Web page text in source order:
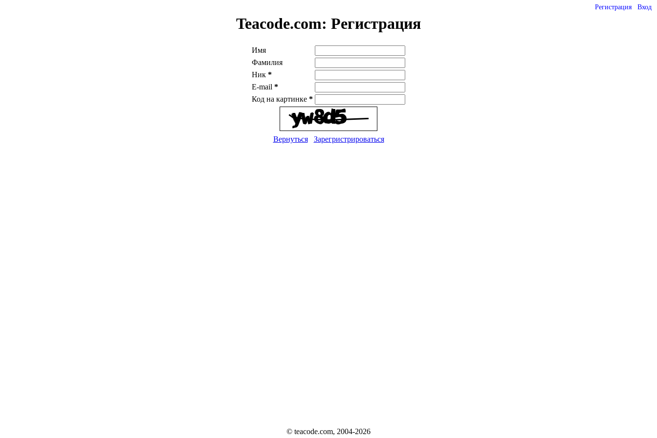
Регистрация Вход
Teacode.com: Регистрация
Имя
Фамилия
Ник *
E-mail *
Код на картинке *
Вернуться Зарегристрироваться
© teacode.com, 2004-2026